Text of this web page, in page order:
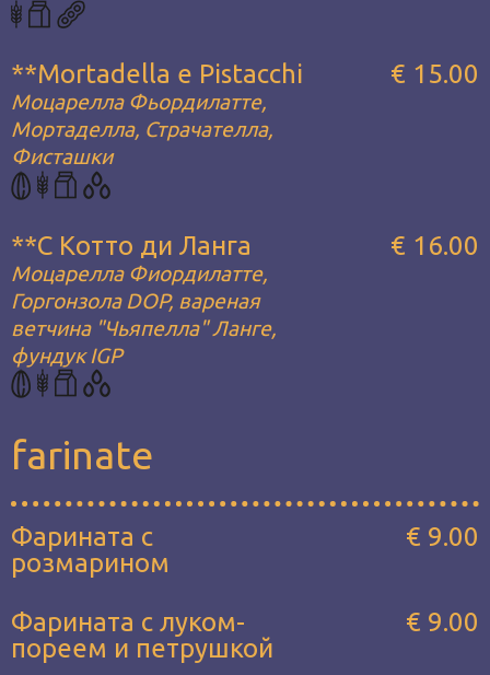
**Mortadella e Pistacchi
Моцарелла Фьордилатте,
Мортаделла, Страчателла,
Фисташки
€ 15.00
**С Котто ди Ланга
Моцарелла Фиордилатте,
Горгонзола DOP, вареная
ветчина "Чьяпелла" Ланге,
фундук IGP
€ 16.00
farinate
Фарината с
розмарином
€ 9.00
Фарината с луком-
пореем и петрушкой
€ 9.00